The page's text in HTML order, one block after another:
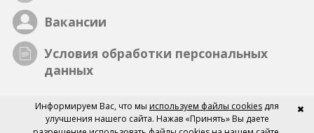
Вакансии
Условия обработки персональных
данных
Информируем Вас, что мы используем файлы cookies для
улучшения нашего сайта. Нажав «Принять» Вы даете